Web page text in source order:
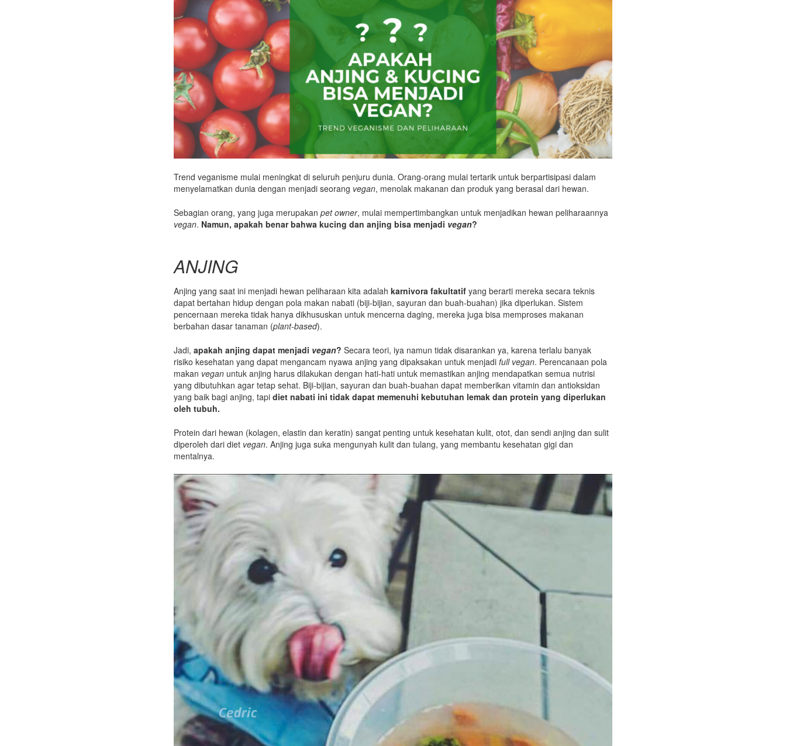
Trend veganisme mulai meningkat di seluruh penjuru dunia. Orang-orang mulai tertarik untuk berpartisipasi dalam
menyelamatkan dunia dengan menjadi seorang vegan, menolak makanan dan produk yang berasal dari hewan.
Sebagian orang, yang juga merupakan pet owner, mulai mempertimbangkan untuk menjadikan hewan peliharaannya
vegan. Namun, apakah benar bahwa kucing dan anjing bisa menjadi vegan?
ANJING
Anjing yang saat ini menjadi hewan peliharaan kita adalah karnivora fakultatif yang berarti mereka secara teknis
dapat bertahan hidup dengan pola makan nabati (biji-bijian, sayuran dan buah-buahan) jika diperlukan. Sistem
pencernaan mereka tidak hanya dikhususkan untuk mencerna daging, mereka juga bisa memproses makanan
berbahan dasar tanaman (plant-based).
Jadi, apakah anjing dapat menjadi vegan? Secara teori, iya namun tidak disarankan ya, karena terlalu banyak
risiko kesehatan yang dapat mengancam nyawa anjing yang dipaksakan untuk menjadi full vegan. Perencanaan pola
makan vegan untuk anjing harus dilakukan dengan hati-hati untuk memastikan anjing mendapatkan semua nutrisi
yang dibutuhkan agar tetap sehat. Biji-bijian, sayuran dan buah-buahan dapat memberikan vitamin dan antioksidan
yang baik bagi anjing, tapi diet nabati ini tidak dapat memenuhi kebutuhan lemak dan protein yang diperlukan
oleh tubuh.
Protein dari hewan (kolagen, elastin dan keratin) sangat penting untuk kesehatan kulit, otot, dan sendi anjing dan sulit
diperoleh dari diet vegan. Anjing juga suka mengunyah kulit dan tulang, yang membantu kesehatan gigi dan
mentalnya.